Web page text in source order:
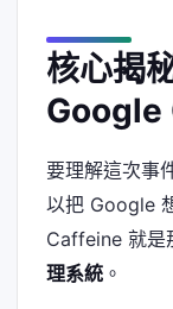
核心揭
Google
要理解這次事
以把 Google
Caffeine 就是
理系統 。